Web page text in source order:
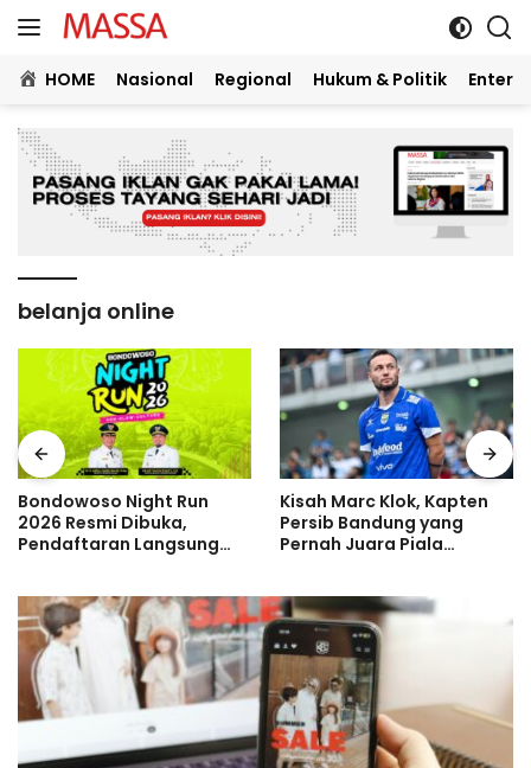
Langsung
ke
konten
HOME Nasional Regional Hukum & Politik
belanja online
Bondowoso Night Run
2026 Resmi Dibuka,
Pendaftaran Langsung
Kisah Marc Klok, Kapten
Persib Bandung yang
Pernah Juara Piala